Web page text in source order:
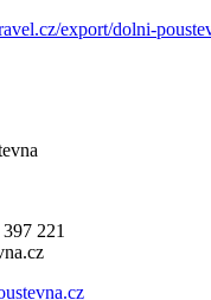
export/dolni-
221